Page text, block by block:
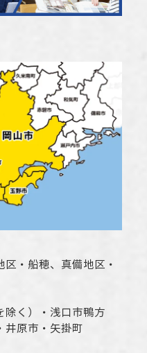
区・船穂、真備地区・
く） ・ 浅口市鴨方
井原市 ・矢掛町